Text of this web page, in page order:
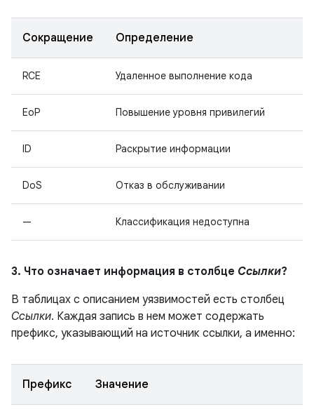
Сокращение Определение
RCE Удаленное выполнение кода
EoP Повышение уровня привилегий
ID Раскрытие информации
DoS Отказ в обслуживании
— Классификация недоступна
3. Что означает информация в столбце Ссылки?
В таблицах с описанием уязвимостей есть столбец
Ссылки. Каждая запись в нем может содержать
префикс, указывающий на источник ссылки, а именно:
Префикс Значение